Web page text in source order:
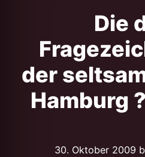
Die
der
Hamburg
30. Oktober 2009